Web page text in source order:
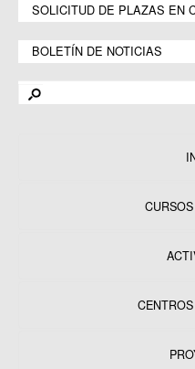
SOLICITUD DE PLAZAS EN
BOLETÍN DE NOTICIAS